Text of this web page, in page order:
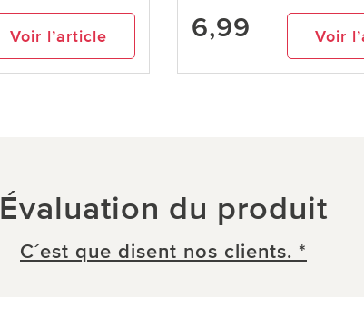
Voir l’article 6,99 Voir
Évaluation du produit
C´est que disent nos clients. *